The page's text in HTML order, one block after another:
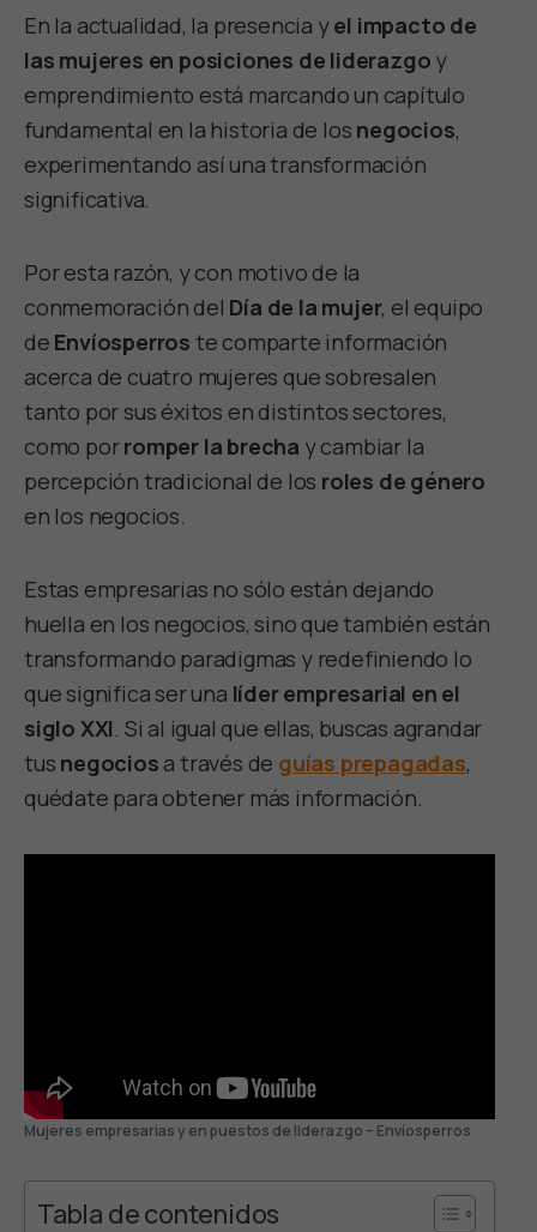
En la actualidad, la presencia yel impacto de
las mujeres en posiciones de liderazgo y
emprendimiento está marcando un capítulo
fundamental en la historia de los negocios,
experimentando así una transformación
significativa.
Por esta razón, y con motivo de la
conmemoración del Día de la mujer, el equipo
de Envíosperros te comparte información
acerca de cuatro mujeres que sobresalen
tanto por sus éxitos en distintos sectores,
como porromper la brecha y cambiar la
percepción tradicional de los roles de género
en los negocios.
Estas empresarias no sólo están dejando
huella en los negocios, sino que también están
transformando paradigmas y redefiniendo lo
que significa ser una líder empresarial en el
siglo XXI. Si al igual que ellas, buscas agrandar
tus negocios a través de guías prepagadas,
quédate para obtener más información.
Mujeres empresarias y en puestos de liderazgo – Envíosperros
Tabla de contenidos